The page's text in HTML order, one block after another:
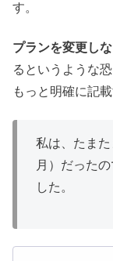
す。
プランを変更し
るというような
もっと明確に記
私は、たま
月）だった
した。